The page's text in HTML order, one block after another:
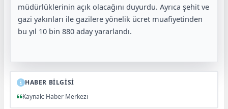
müdürlüklerinin açık olacağını duyurdu. Ayrıca şehit ve
gazi yakınları ile gazilere yönelik ücret muafiyetinden
bu yıl 10 bin 880 aday yararlandı.
HABER BİLGİSİ
Kaynak: Haber Merkezi